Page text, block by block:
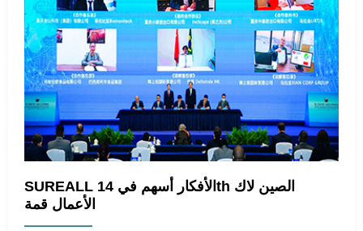
SUREALL الأفكار أسهم في 14th الصين لاك
الأعمال قمة